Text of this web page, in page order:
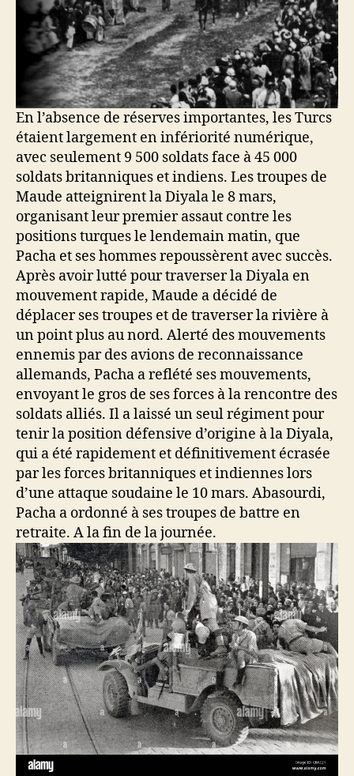
En l’absence de réserves importantes, les Turcs
étaient largement en infériorité numérique,
avec seulement 9 500 soldats face à 45 000
soldats britanniques et indiens. Les troupes de
Maude atteignirent la Diyala le 8 mars,
organisant leur premier assaut contre les
positions turques le lendemain matin, que
Pacha et ses hommes repoussèrent avec succès.
Après avoir lutté pour traverser la Diyala en
mouvement rapide, Maude a décidé de
déplacer ses troupes et de traverser la rivière à
un point plus au nord. Alerté des mouvements
ennemis par des avions de reconnaissance
allemands, Pacha a reflété ses mouvements,
envoyant le gros de ses forces à la rencontre des
soldats alliés. Il a laissé un seul régiment pour
tenir la position défensive d’origine à la Diyala,
qui a été rapidement et définitivement écrasée
par les forces britanniques et indiennes lors
d’une attaque soudaine le 10 mars. Abasourdi,
Pacha a ordonné à ses troupes de battre en
retraite. A la fin de la journée.